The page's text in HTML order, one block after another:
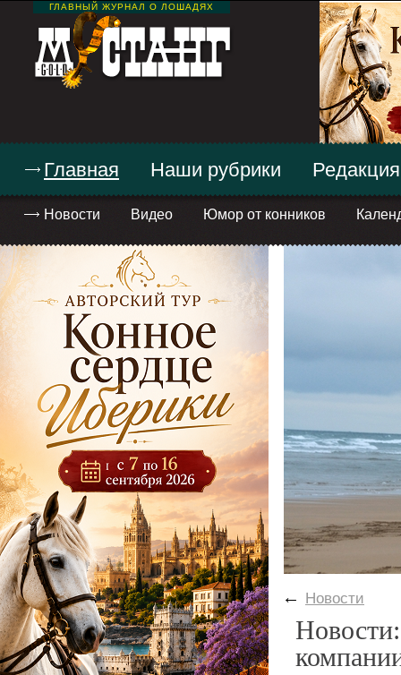
ГЛАВНЫЙ ЖУРНАЛ О ЛОШАДЯХ
Главная
Новости Видео Юмор от конников
Наши рубрики Редакция
← Новости